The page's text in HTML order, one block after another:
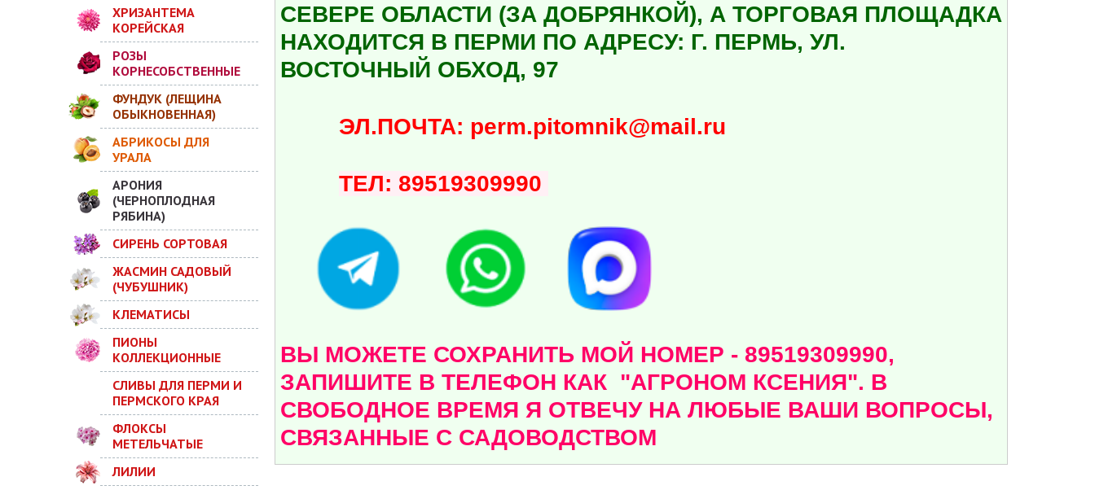
ХРИЗАНТЕМА
КОРЕЙСКАЯ
РОЗЫ
КОРНЕСОБСТВЕННЫЕ
ФУНДУК (ЛЕЩИНА
ОБЫКНОВЕННАЯ)
АБРИКОСЫ ДЛЯ
УРАЛА
АРОНИЯ
(ЧЕРНОПЛОДНАЯ
РЯБИНА)
СИРЕНЬ СОРТОВАЯ
ЖАСМИН САДОВЫЙ
(ЧУБУШНИК)
КЛЕМАТИСЫ
ПИОНЫ
КОЛЛЕКЦИОННЫЕ
СЛИВЫ ДЛЯ ПЕРМИ И
ПЕРМСКОГО КРАЯ
ФЛОКСЫ
МЕТЕЛЬЧАТЫЕ
ЛИЛИИ
СЕВЕРЕ ОБЛАСТИ (ЗА ДОБРЯНКОЙ), А ТОРГОВАЯ ПЛОЩАДКА
НАХОДИТСЯ В ПЕРМИ ПО АДРЕСУ: Г. ПЕРМЬ, УЛ.
ВОСТОЧНЫЙ ОБХОД, 97
ЭЛ.ПОЧТА: perm.pitomnik@mail.ru
ТЕЛ: 89519309990
ВЫ МОЖЕТЕ СОХРАНИТЬ МОЙ НОМЕР - 89519309990,
ЗАПИШИТЕ В ТЕЛЕФОН КАК "АГРОНОМ КСЕНИЯ". В
СВОБОДНОЕ ВРЕМЯ Я ОТВЕЧУ НА ЛЮБЫЕ ВАШИ ВОПРОСЫ,
СВЯЗАННЫЕ С САДОВОДСТВОМ